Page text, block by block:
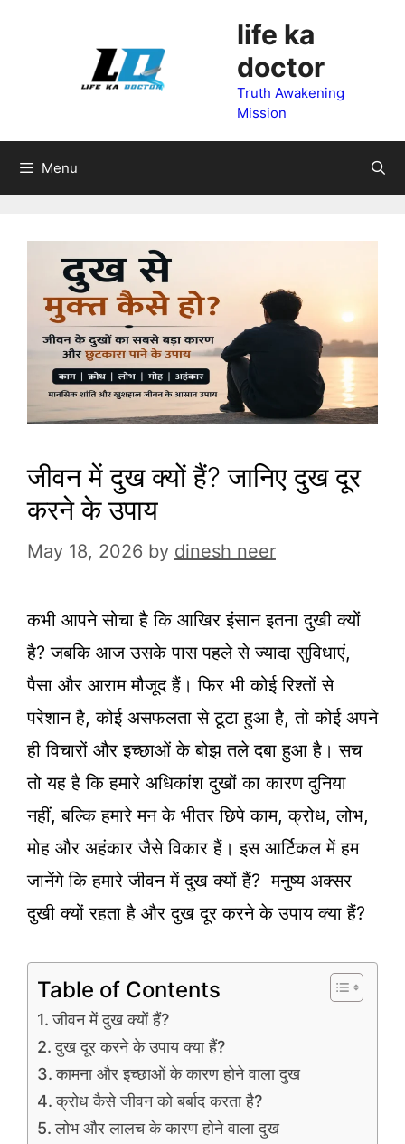
life ka
doctor
Truth Awakening
Mission
Menu
जीवन में दुख क्यों हैं? जानिए दुख दूर
करने के उपाय
May 18, 2026 by dinesh neer
कभी आपने सोचा है कि आखिर इंसान इतना दुखी क्यों
है? जबकि आज उसके पास पहले से ज्यादा सुविधाएं,
पैसा और आराम मौजूद हैं। फिर भी कोई रिश्तों से
परेशान है, कोई असफलता से टूटा हुआ है, तो कोई अपने
ही विचारों और इच्छाओं के बोझ तले दबा हुआ है। सच
तो यह है कि हमारे अधिकांश दुखों का कारण दुनिया
नहीं, बल्कि हमारे मन के भीतर छिपे काम, क्रोध, लोभ,
मोह और अहंकार जैसे विकार हैं। इस आर्टिकल में हम
जानेंगे कि हमारे जीवन में दुख क्यों हैं? मनुष्य अक्सर
दुखी क्यों रहता है और दुख दूर करने के उपाय क्या हैं?
Table of Contents
जीवन में दुख क्यों हैं?
दुख दूर करने के उपाय क्या हैं?
कामना और इच्छाओं के कारण होने वाला दुख
क्रोध कैसे जीवन को बर्बाद करता है?
लोभ और लालच के कारण होने वाला दुख